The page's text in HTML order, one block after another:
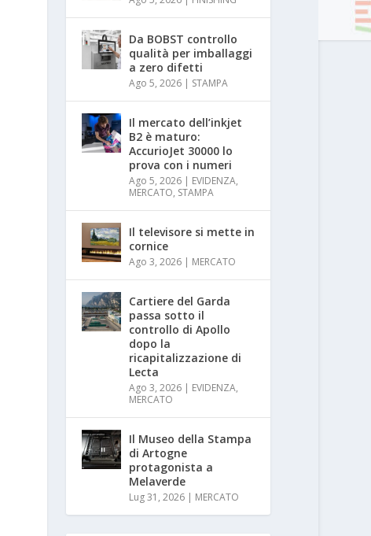
Da BOBST controllo
qualità per imballaggi
a zero difetti
Ago 5, 2026 | STAMPA
Il mercato dell’inkjet
B2 è maturo:
AccurioJet 30000 lo
prova con i numeri
Ago 5, 2026 | EVIDENZA,
MERCATO, STAMPA
Il televisore si mette in
cornice
Ago 3, 2026 | MERCATO
Cartiere del Garda
passa sotto il
controllo di Apollo
dopo la
ricapitalizzazione di
Lecta
Ago 3, 2026 | EVIDENZA,
MERCATO
Il Museo della Stampa
di Artogne
protagonista a
Melaverde
Lug 31, 2026 | MERCATO